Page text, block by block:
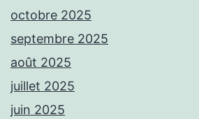
octobre 2025
septembre 2025
août 2025
juillet 2025
juin 2025